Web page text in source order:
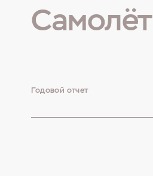
Самолёт
Годовой отчет